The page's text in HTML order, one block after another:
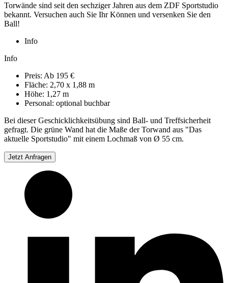
Torwände sind seit den sechziger Jahren aus dem ZDF Sportstudio
bekannt. Versuchen auch Sie Ihr Können und versenken Sie den
Ball!
Info
Info
Preis: Ab 195 €
Fläche: 2,70 x 1,88 m
Höhe: 1,27 m
Personal: optional buchbar
Bei dieser Geschicklichkeitsübung sind Ball- und Treffsicherheit
gefragt. Die grüne Wand hat die Maße der Torwand aus "Das
aktuelle Sportstudio" mit einem Lochmaß von Ø 55 cm.
Jetzt Anfragen